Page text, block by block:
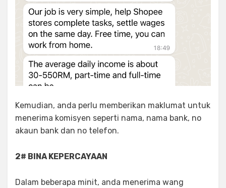
Kemudian, anda perlu memberikan maklumat untuk
menerima komisyen seperti nama, nama bank, no
akaun bank dan no telefon.
2# BINA KEPERCAYAAN
Dalam beberapa minit, anda menerima wang